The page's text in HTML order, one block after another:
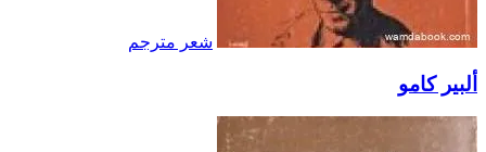
شعر مترجم
ألبير كامو